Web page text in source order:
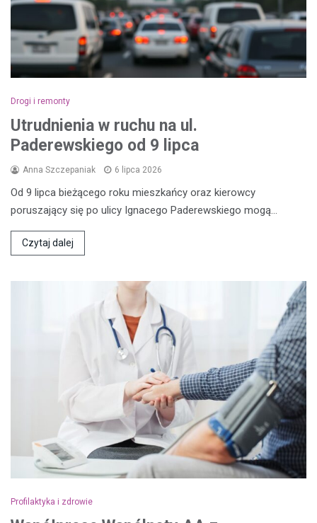
Drogi i remonty
Utrudnienia w ruchu na ul.
Paderewskiego od 9 lipca
Anna Szczepaniak 6 lipca 2026
Od 9 lipca bieżącego roku mieszkańcy oraz kierowcy
poruszający się po ulicy Ignacego Paderewskiego mogą…
Czytaj dalej
Profilaktyka i zdrowie